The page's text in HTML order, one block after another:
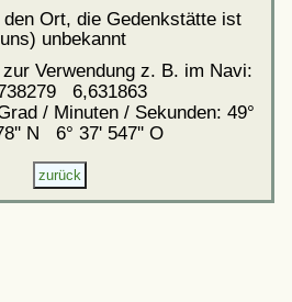
den Ort, die Gedenkstätte ist
unbekannt
Verwendung z. B. im Navi:
6,631863
/ Minuten / Sekunden: 49°
N 6° 37' 547'' O